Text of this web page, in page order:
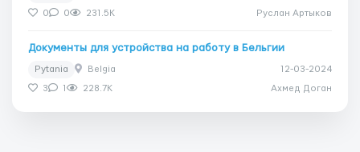
0 0 231.5K Руслан Артыков
Документы для устройства на работу в Бельгии
Pytania Belgia 12-03-2024
3 1 228.7K Ахмед Доган